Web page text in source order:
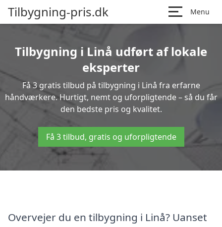
Tilbygning-pris.dk Menu
Tilbygning i Linå udført af lokale
eksperter
Få 3 gratis tilbud på tilbygning i Linå fra erfarne
håndværkere. Hurtigt, nemt og uforpligtende – så du får
den bedste pris og kvalitet.
Få 3 tilbud, gratis og uforpligtende
Overvejer du en tilbygning i Linå? Uanset